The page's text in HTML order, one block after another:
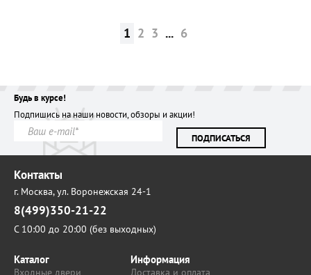
1 2 3 ... 6
Будь в курсе!
Подпишись на наши новости, обзоры и акции!
ПОДПИСАТЬСЯ
Контакты
г. Москва,ул. Воронежская 24-1
8(499)350-21-22
С 10:00 до 20:00 (без выходных)
Каталог
Входные двери
Информация
Доставка и оплата